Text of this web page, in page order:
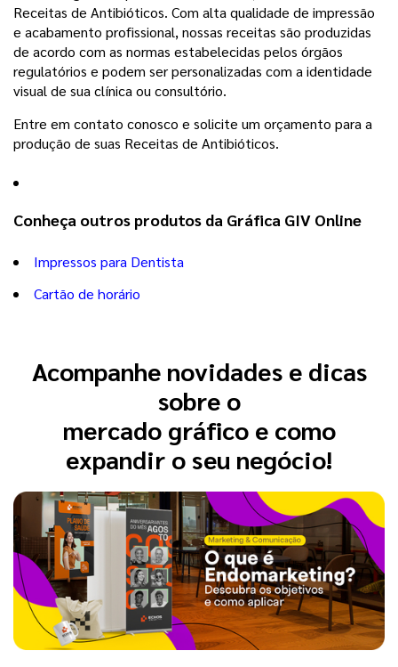
Receitas de Antibióticos. Com alta qualidade de impressão
e acabamento profissional, nossas receitas são produzidas
de acordo com as normas estabelecidas pelos órgãos
regulatórios e podem ser personalizadas com a identidade
visual de sua clínica ou consultório.
Entre em contato conosco e solicite um orçamento para a
produção de suas Receitas de Antibióticos.
Conheça outros produtos da Gráfica GIV Online
Impressos para Dentista
Cartão de horário
Acompanhe novidades e dicas
sobre o
mercado gráfico e como
expandir o seu negócio!